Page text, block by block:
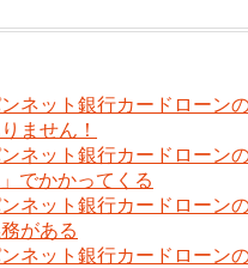
ネット銀行カードローン
ません！
ネット銀行カードローン
」でかかってくる
ネット銀行カードローン
がある
ネット銀行カードローン